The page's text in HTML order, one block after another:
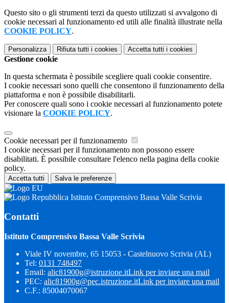
Questo sito o gli strumenti terzi da questo utilizzati si avvalgono di
cookie necessari al funzionamento ed utili alle finalità illustrate nella
COOKIE POLICY.
Personalizza Rifiuta tutti i cookies Accetta tutti i cookies
Gestione cookie
In questa schermata è possibile scegliere quali cookie consentire.
I cookie necessari sono quelli che consentono il funzionamento della
piattaforma e non è possibile disabilitarli.
Per conoscere quali sono i cookie necessari al funzionamento potete
visionare la COOKIE POLICY.
Cookie necessari per il funzionamento
I cookie necessari per il funzionamento non possono essere
disabilitati. È possibile consultare l'elenco nella pagina della cookie
policy.
Accetta tutti Salva le preferenze
Istituto Comprensivo Bassa Valle Scrivia
Contatti
Istituto Comprensivo Bassa Valle Scrivia
Viale IV novembre, 65 15053 - Castelnuovo Scrivia (AL)
Tel: 0131 748497
Email: alic81900g@istruzione.itLink per inviare una mail
PEC: alic81900g@pec.istruzione.itLink per inviare una mail
C.F.: 85004070067